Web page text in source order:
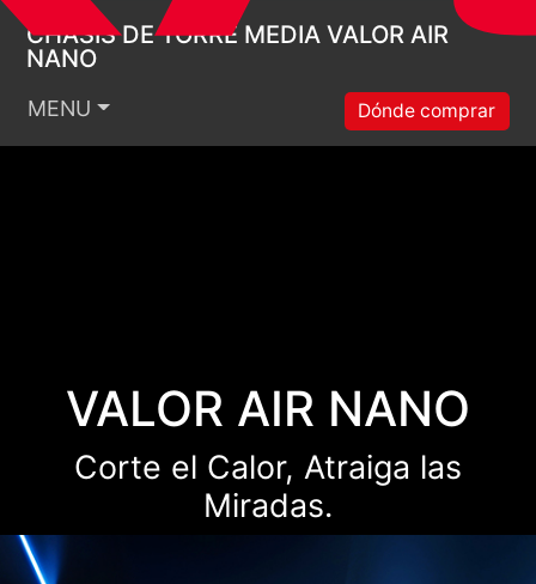
CHASIS DE TORRE
CHASIS DE TORRE MEDIA VALOR AIR
NANO
MENU Dónde comprar
VALOR AIR NANO
Corte el Calor, Atraiga las
Miradas.